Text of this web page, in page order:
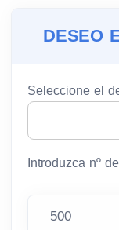
DESEO
Seleccione el
Introduzca nº